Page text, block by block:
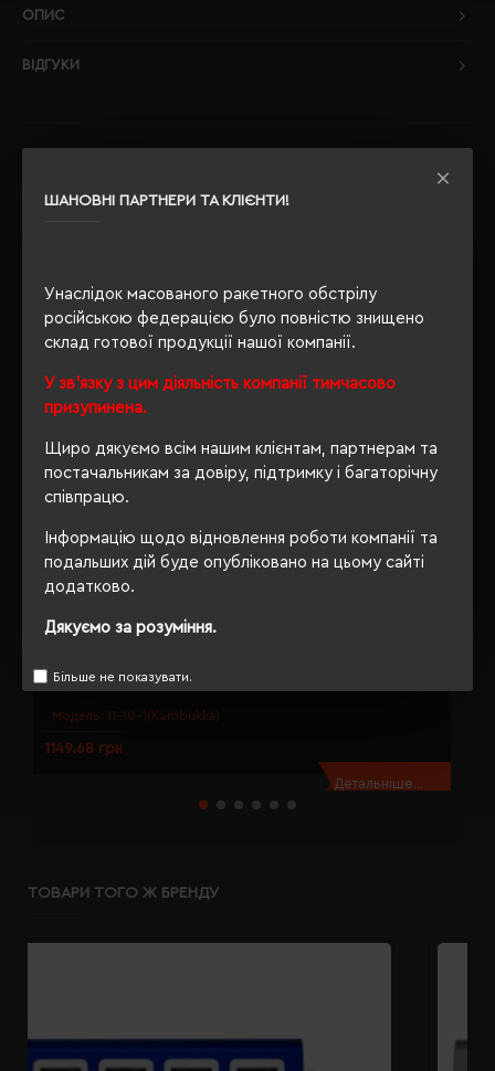
ШАНОВНІ ПАРТНЕРИ ТА КЛІЄНТИ!
Унаслідок масованого ракетного обстрілу
російською федерацією було повністю знищено
склад готової продукції нашої компанії.
У зв'язку з цим діяльність компанії тимчасово
призупинена.
Щиро дякуємо всім нашим клієнтам, партнерам та
постачальникам за довіру, підтримку і багаторічну
співпрацю.
Інформацію щодо відновлення роботи компанії та
подальших дій буде опубліковано на цьому сайті
додатково.
Дякуємо за розуміння.
Більше не показувати.
ОПИС
ВІДГУКИ
Модель: 11-10-1(Kambukka)
10008
1149.68 грн
Детальніше...
ТОВАРИ ТОГО Ж БРЕНДУ